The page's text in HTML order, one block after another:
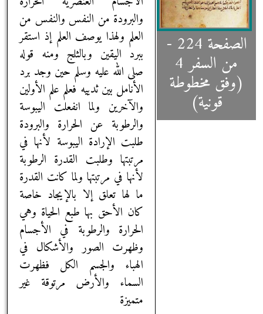
الصفحة 224 -
من السفر 4
(وفق مخطوطة
قونية)
والبرودة من النفس والنفس من
العلم ولهذا يوصف العلم إذ استقر
ببرد اليقين وبالثلج ومنه قوله
صلى الله عليه وسلم حين وجد برد
الأنامل بين ثدييه فعلم علم الأولين
والآخرين ولما انفعلت اليبوسة
والرطوبة عن الحرارة والبرودة
طلبت الإرادة اليبوسة لأنها في
مرتبتها وطلبت القدرة الرطوبة
لأنها في مرتبتها ولما كانت القدرة
ما لها تعلق إلا بالإيجاد خاصة
كان الأحق بها طبع الحياة وهي
الحرارة والرطوبة في الأجسام
وظهرت الصور والأشكال في
الهباء والجسم الكل فظهرت
السماء والأرض مرتوقة غير
متميزة